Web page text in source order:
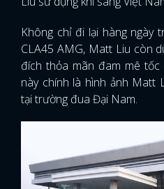
Không chỉ đi lại hàng ngày
CLA45 AMG, Matt Liu còn
đích thỏa mãn đam mê
này chính là hình ảnh Matt
tại trường đua Đại Nam.